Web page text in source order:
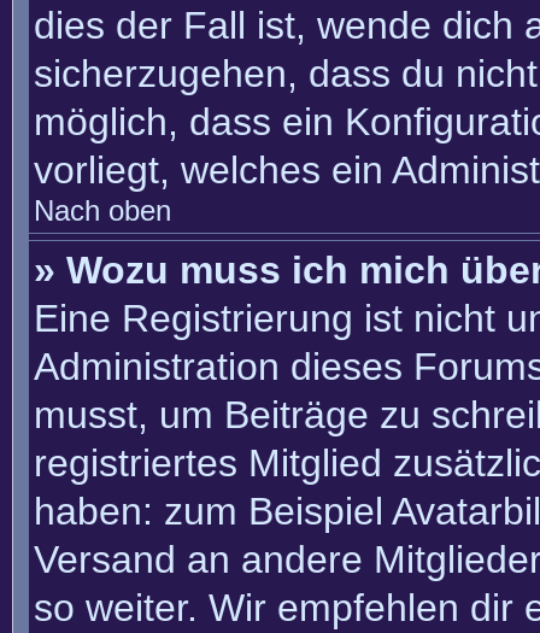
dies der Fall ist, wende dich
sicherzugehen, dass du
möglich, dass ein
vorliegt, welches ein
Nach oben
» Wozu muss ich mich
Eine Registrierung ist nicht
Administration dieses
musst, um Beiträge zu
registriertes Mitglied
haben: zum Beispiel
Versand an andere
so weiter. Wir empfehlen dir